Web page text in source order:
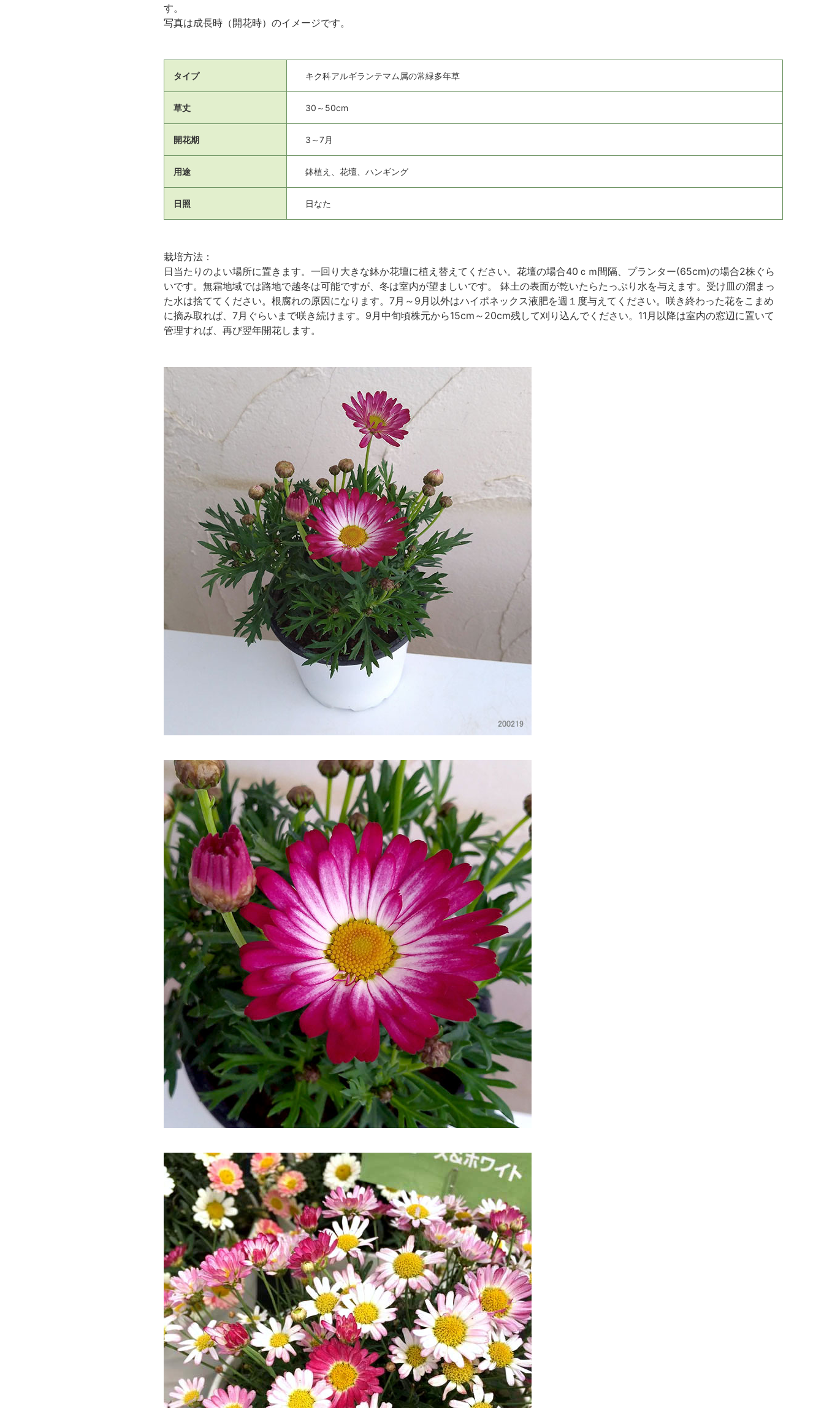
す。
写真は成長時（開花時）のイメージです。
タイプ キク科アルギランテマム属の常緑多年草
草丈 30～50cm
開花期 3～7月
用途 鉢植え、花壇、ハンギング
日照 日なた
栽培方法：
日当たりのよい場所に置きます。一回り大きな鉢か花壇に植え替えてください。花壇の場合40ｃｍ間隔、プランター(65cm)の場合2株ぐら
いです。無霜地域では路地で越冬は可能ですが、冬は室内が望ましいです。 鉢土の表面が乾いたらたっぷり水を与えます。受け皿の溜まっ
た水は捨ててください。根腐れの原因になります。7月～9月以外はハイポネックス液肥を週１度与えてください。咲き終わった花をこまめ
に摘み取れば、7月ぐらいまで咲き続けます。9月中旬頃株元から15cm～20cm残して刈り込んでください。11月以降は室内の窓辺に置いて
管理すれば、再び翌年開花します。